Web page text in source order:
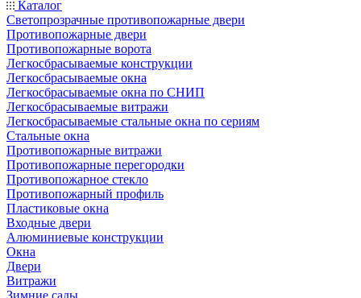
Каталог
Светопрозрачные противопожарные двери
Противопожарные двери
Противопожарные ворота
Легкосбрасываемые конструкции
Легкосбрасываемые окна
Легкосбрасываемые окна по СНИП
Легкосбрасываемые витражи
Легкосбрасываемые стальные окна по сериям
Стальные окна
Противопожарные витражи
Противопожарные перегородки
Противопожарное стекло
Противопожарный профиль
Пластиковые окна
Входные двери
Алюминиевые конструкции
Окна
Двери
Витражи
Зимние сады